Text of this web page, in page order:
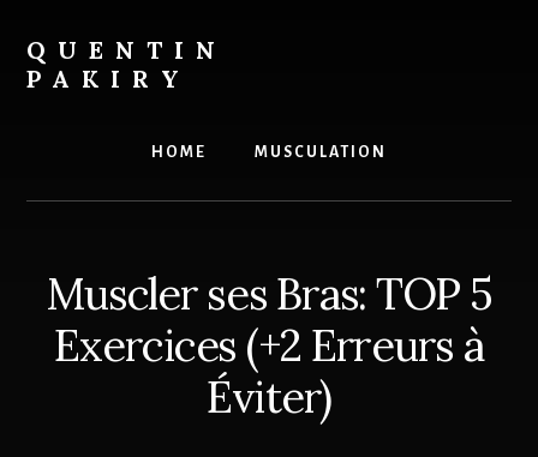
content
QUENTIN
PAKIRY
masse
des
hommes
ectomorphes
HOME MUSCULATION
Muscler ses Bras: TOP 5
Exercices (+2 Erreurs à
Éviter)